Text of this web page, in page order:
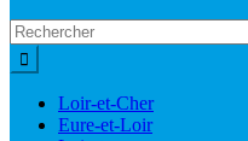
Loir-et-Cher
Eure-et-Loir